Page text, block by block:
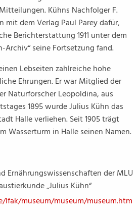
Kühns Nachfolger F.
dem Verlag Paul Parey dafür,
Berichterstattung 1911 unter dem
Archiv“ seine Fortsetzung fand.
Lebseiten zahlreiche hohe
Ehrungen. Er war Mitglied der
Naturforscher Leopoldina, aus
1895 wurde Julius Kühn das
Halle verliehen. Seit 1905 trägt
Wasserturm in Halle seinen Namen.
Ernährungswissenschaften der MLU
„Julius Kühn“
lfak/museum/museum/museum.htm